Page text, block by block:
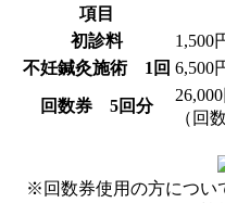
項目
初診料
1,500
不妊鍼灸施術 1回 6,500
回数券 5回分
（回
※回数券使用の方につい